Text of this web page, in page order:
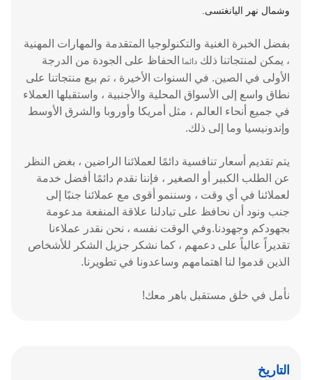
وشمال نهر اليانغتسى.
بفضل الخبرة الغنية والتكنولوجيا المتقدمة والمهارات المهنية
، يمكن لمنتجاتنا ذلك دائما
الحفاظ على الجودة من الدرجة
الأولى في الصين. في السنوات الأخيرة ، تم بيع منتجاتنا على
نطاق واسع إلى الأسواق المحلية والأجنبية ، واستقبلها العملاء
في جميع أنحاء العالم ، مثل أمريكا وأوروبا والشرق الأوسط
وإندونيسيا وما إلى ذلك.
يتم تقديم أسعار تنافسية دائمًا لعملائنا الراضين ، بغض النظر
عن الطلب الكبير أو الصغير ، فإننا نقدم دائمًا أفضل خدمة
لعملائنا في أي وقت ، وسننمو أقوى مع عملائنا جنبًا إلى
جنب ونود أن نحافظ على تبادلنا علاقة المنفعة مدعومة
بجهودكم وجهودنا.وفي الوقت نفسه ، نحن نقدر عملاءنا
تقديراً عالياً على دعمهم ، كما نشكر جزيل الشكر للأشخاص
الذين قدموا لنا اهتمامهم وساعدونا في تطويرنا.
نأمل في خلق مستقبل باهر معك!
التاريخ